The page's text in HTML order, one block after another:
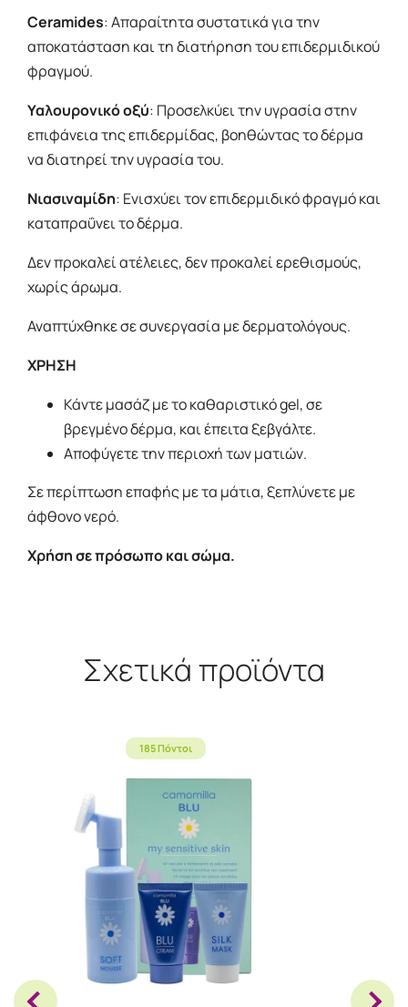
Ceramides: Απαραίτητα συστατικά για την
αποκατάσταση και τη διατήρηση του επιδερμιδικού
φραγμού.
Υαλουρονικό οξύ: Προσελκύει την υγρασία στην
επιφάνεια της επιδερμίδας, βοηθώντας το δέρμα
να διατηρεί την υγρασία του.
Νιασιναμίδη: Ενισχύει τον επιδερμιδικό φραγμό και
καταπραΰνει το δέρμα.
Δεν προκαλεί ατέλειες, δεν προκαλεί ερεθισμούς,
χωρίς άρωμα.
Αναπτύχθηκε σε συνεργασία με δερματολόγους.
ΧΡΗΣΗ
Κάντε μασάζ με το καθαριστικό gel, σε
βρεγμένο δέρμα, και έπειτα ξεβγάλτε.
Αποφύγετε την περιοχή των ματιών.
Σε περίπτωση επαφής με τα μάτια, ξεπλύνετε με
άφθονο νερό.
Χρήση σε πρόσωπο και σώμα.
Σχετικά προϊόντα
185 Πόντοι